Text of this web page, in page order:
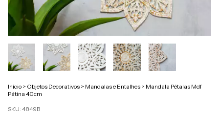
Início > Objetos Decorativos > Mandalas e Entalhes > Mandala Pétalas Mdf
Pátina 40cm
SKU: 4849B